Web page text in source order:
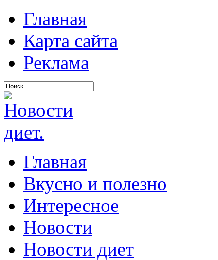
Главная
Карта сайта
Реклама
Главная
Вкусно и полезно
Интересное
Новости
Новости диет